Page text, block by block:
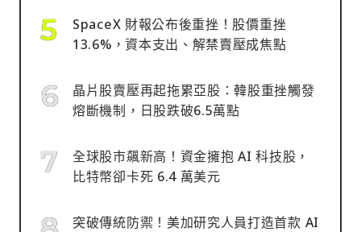
SpaceX 財報公布後重挫！股價重挫
13.6%，資本支出、解禁賣壓成焦點
晶片股賣壓再起拖累亞股：韓股重挫觸發
熔斷機制，日股跌破6.5萬點
全球股市飆新高！資金擁抱 AI 科技股，
比特幣卻卡死 6.4 萬美元
突破傳統防禦！美加研究人員打造首款 AI